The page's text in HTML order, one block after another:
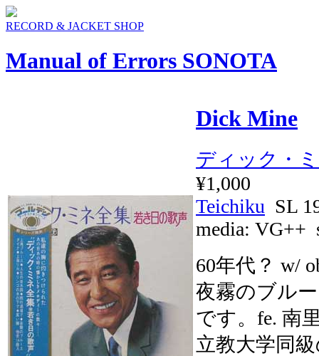
RECORD & JACKET SHOP
Manual of Errors SONOTA
Dick Mine
ディック・
¥1,000
Teichiku SL
media: VG++
60年代？ w/
夜霧のブル
です。fe. 南
立教大学同